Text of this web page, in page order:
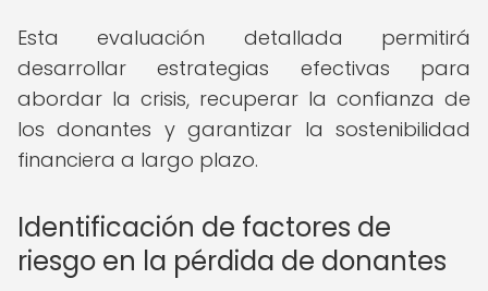
Esta evaluación detallada permitirá
desarrollar estrategias efectivas para
abordar la crisis, recuperar la confianza de
los donantes y garantizar la sostenibilidad
financiera a largo plazo.
Identificación de factores de
riesgo en la pérdida de donantes